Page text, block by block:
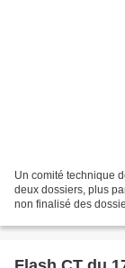
Un comité technique
deux dossiers, plus
non finalisé des